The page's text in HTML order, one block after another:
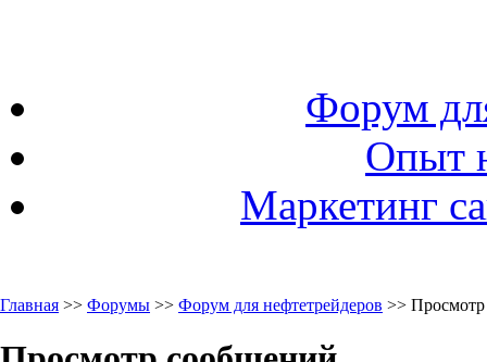
Форум
Опыт
Маркетинг
Главная >> Форумы >> Форум для нефтетрейдеров >>